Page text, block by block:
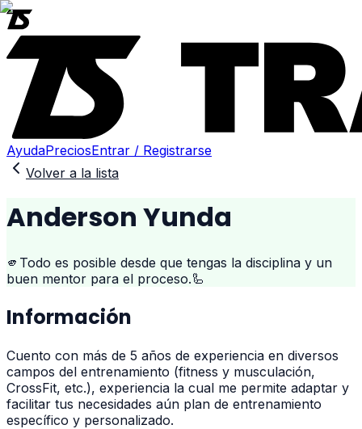
AyudaPreciosEntrar / Registrarse
Volver a la lista
Anderson Yunda
🫵Todo es posible desde que tengas la disciplina y un
buen mentor para el proceso.🦾
Información
Cuento con más de 5 años de experiencia en diversos
campos del entrenamiento (fitness y musculación,
CrossFit, etc.), experiencia la cual me permite adaptar y
facilitar tus necesidades aún plan de entrenamiento
específico y personalizado.